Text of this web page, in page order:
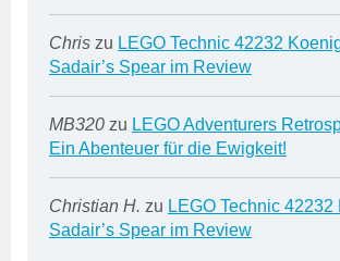
Chris zu LEGO Technic 42232
Sadair’s Spear im Review
MB320 zu LEGO Adventurers
Ein Abenteuer für die Ewigkeit!
Christian H. zu LEGO Technic
Sadair’s Spear im Review